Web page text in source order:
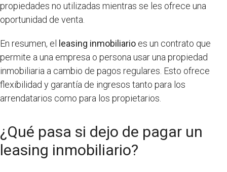
propiedades no utilizadas mientras se les ofrece una
oportunidad de venta.
En resumen, el leasing inmobiliario es un contrato que
permite a una empresa o persona usar una propiedad
inmobiliaria a cambio de pagos regulares. Esto ofrece
flexibilidad y garantía de ingresos tanto para los
arrendatarios como para los propietarios.
¿Qué pasa si dejo de pagar un
leasing inmobiliario?